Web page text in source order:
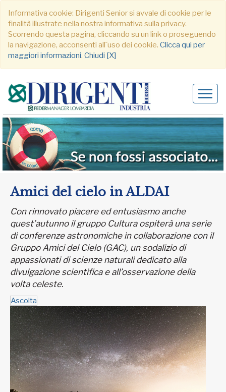
Informativa cookie: Dirigenti Senior si avvale di cookie per le
finalità illustrate nella nostra informativa sulla privacy.
Scorrendo questa pagina, cliccando su un link o proseguendo
la navigazione, acconsenti all´uso dei cookie. Clicca qui per
maggiori informazioni. Chiudi [X]
Amici del cielo in ALDAI
Con rinnovato piacere ed entusiasmo anche
quest’autunno il gruppo Cultura ospiterà una serie
di conferenze astronomiche in collaborazione con il
Gruppo Amici del Cielo (GAC), un sodalizio di
appassionati di scienze naturali dedicato alla
divulgazione scientifica e all’osservazione della
volta celeste.
Ascolta